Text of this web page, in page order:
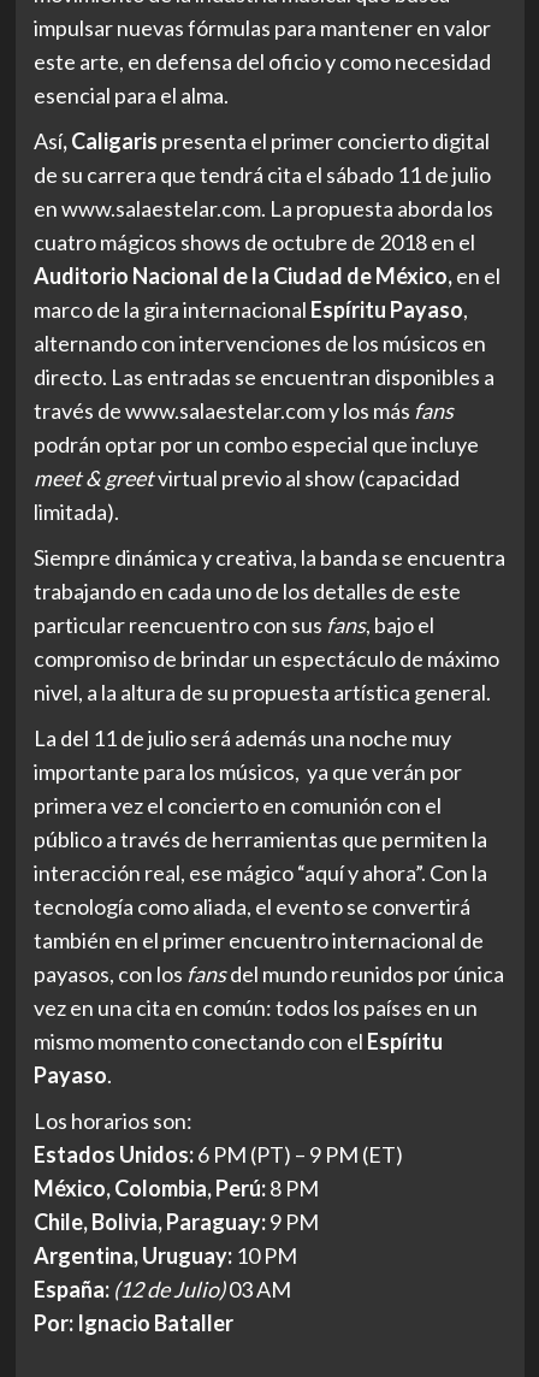
impulsar nuevas fórmulas para mantener en valor
este arte, en defensa del oficio y como necesidad
esencial para el alma.
Así, Caligaris presenta el primer concierto digital
de su carrera que tendrá cita el sábado 11 de julio
enwww.salaestelar.com. La propuesta aborda los
cuatro mágicos shows de octubre de 2018 en el
Auditorio Nacional de la Ciudad de México,en el
marco de la gira internacional Espíritu Payaso,
alternando con intervenciones de los músicos en
directo. Las entradas se encuentran disponibles a
través dewww.salaestelar.comy los más fans
podrán optar por un combo especial que incluye
meet & greetvirtual previo al show (capacidad
limitada).
Siempre dinámica y creativa, la banda se encuentra
trabajando en cada uno de los detalles de este
particular reencuentro con sus fans, bajo el
compromiso de brindar un espectáculo de máximo
nivel, a la altura de su propuesta artística general.
La del 11 de julio será además una noche muy
importante para los músicos, ya que verán por
primera vez el concierto en comunión con el
público a través de herramientas que permiten la
interacción real, ese mágico “aquí y ahora”. Con la
tecnología como aliada, el evento se convertirá
también en el primer encuentro internacional de
payasos, con los fansdel mundo reunidos por única
vez en una cita en común: todos los países en un
mismo momento conectando con el Espíritu
Payaso.
Los horarios son:
Estados Unidos:6 PM (PT) – 9 PM (ET)
México, Colombia, Perú:8 PM
Chile, Bolivia, Paraguay:9 PM
Argentina, Uruguay:10 PM
España: (12 de Julio)03 AM
Por: Ignacio Bataller